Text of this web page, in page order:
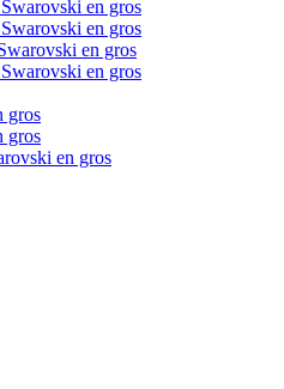
en gros
en gros
en gros
en gros
gros
gros
en gros